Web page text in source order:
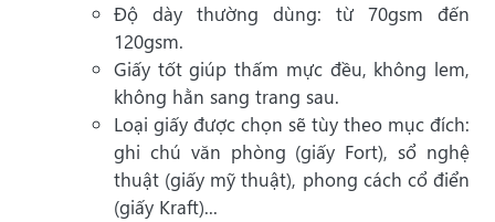
Độ dày thường dùng: từ 70gsm đến
120gsm.
Giấy tốt giúp thấm mực đều, không lem,
không hằn sang trang sau.
Loại giấy được chọn sẽ tùy theo mục đích:
ghi chú văn phòng (giấy Fort), sổ nghệ
thuật (giấy mỹ thuật), phong cách cổ điển
(giấy Kraft)...